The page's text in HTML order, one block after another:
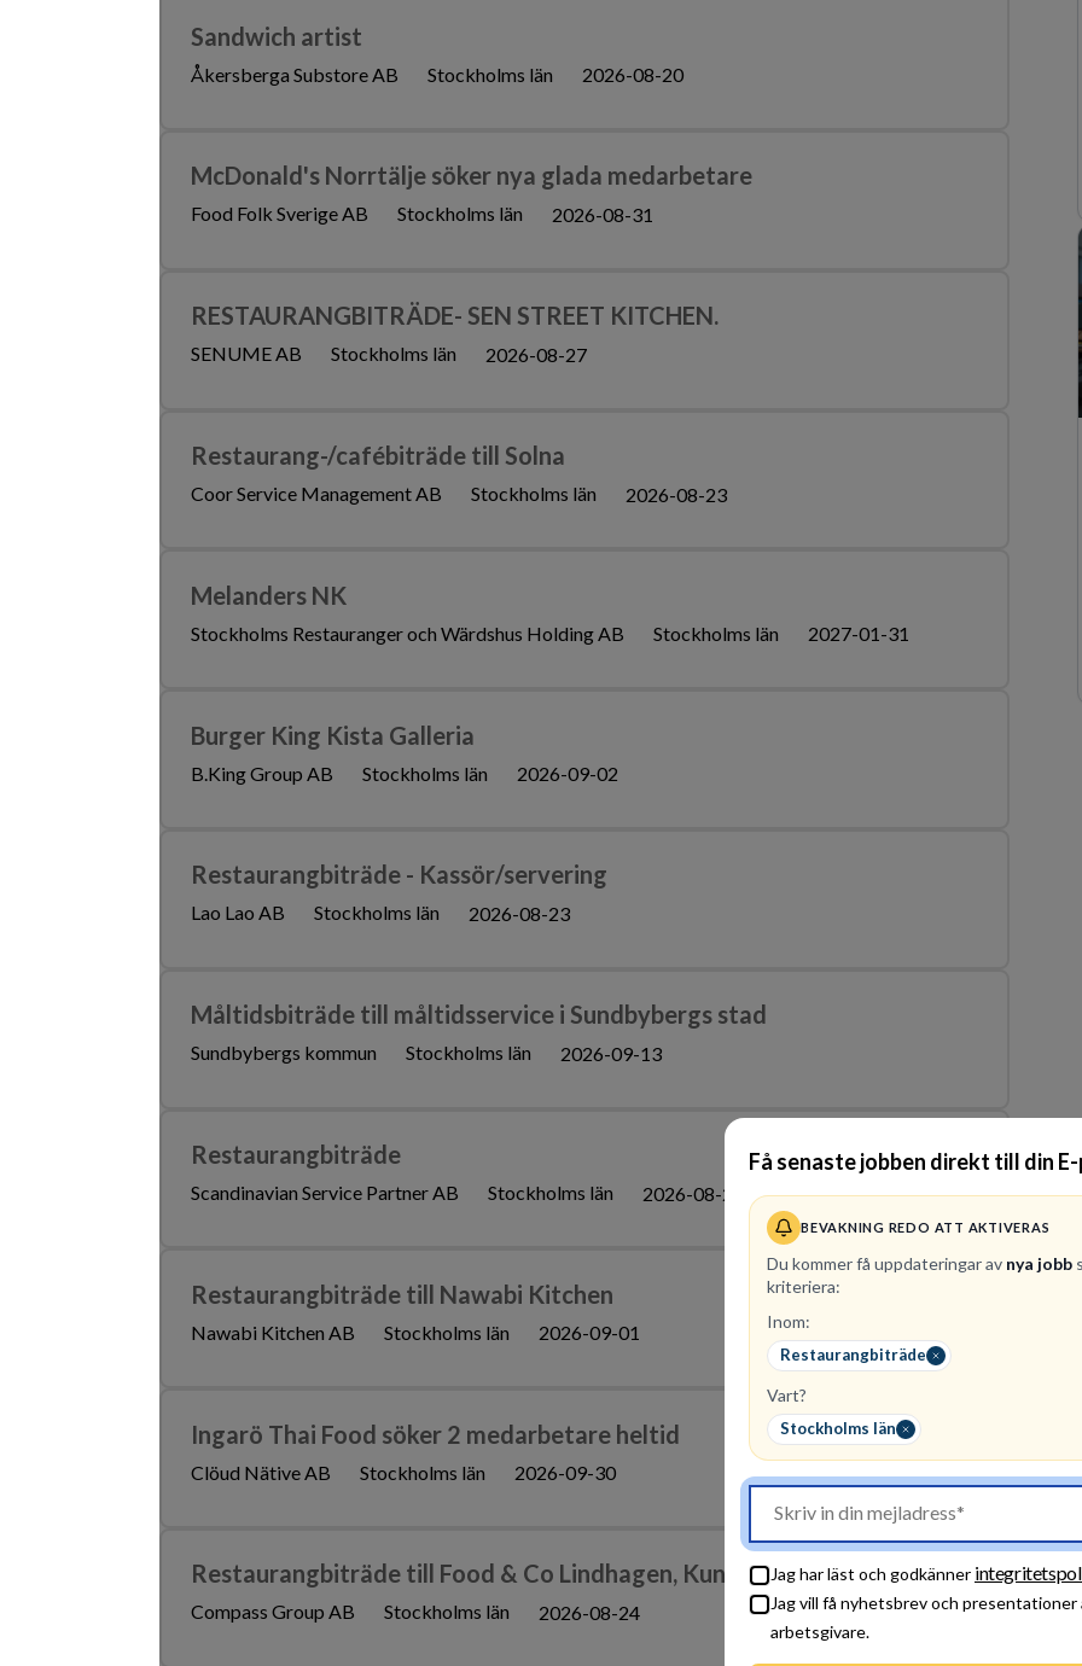
Få senaste jobben direkt till din
BEVAKNING REDO ATT AKTIVERAS
Du kommer få uppdateringar av nya jobb
kriteriera:
Inom:
Restaurangbiträde
Vart?
Stockholms län
Jag har läst och godkänner
Jag vill få nyhetsbrev och presentationer
arbetsgivare.
Sandwich artist
Åkersberga Substore AB Stockholms län 2026-08-20
McDonald's Norrtälje söker nya glada medarbetare
Food Folk Sverige AB Stockholms län 2026-08-31
RESTAURANGBITRÄDE- SEN STREET KITCHEN.
SENUME AB Stockholms län 2026-08-27
Restaurang-/cafébiträde till Solna
Coor Service Management AB Stockholms län 2026-08-23
Melanders NK
Stockholms Restauranger och Wärdshus Holding AB Stockholms län 2027-01-31
Burger King Kista Galleria
B.King Group AB Stockholms län 2026-09-02
Restaurangbiträde - Kassör/servering
Lao Lao AB Stockholms län 2026-08-23
Måltidsbiträde till måltidsservice i Sundbybergs stad
Sundbybergs kommun Stockholms län 2026-09-13
Restaurangbiträde
Scandinavian Service Partner AB Stockholms län 2026-08-26
Restaurangbiträde till Nawabi Kitchen
Nawabi Kitchen AB Stockholms län 2026-09-01
Ingarö Thai Food söker 2 medarbetare heltid
Clöud Nätive AB Stockholms län 2026-09-30
Restaurangbiträde till Food & Co Lindhagen, Kungsholmen
Compass Group AB Stockholms län 2026-08-24